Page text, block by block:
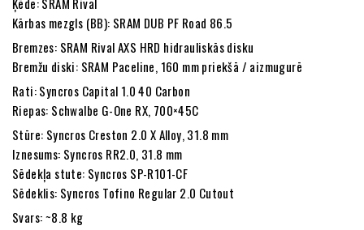
Kārbas mezgls (BB): SRAM DUB PF Road 86.5
Bremzes: SRAM Rival AXS HRD hidrauliskās disku
Bremžu diski: SRAM Paceline, 160 mm priekšā / aizmugurē
Rati: Syncros Capital 1.0 40 Carbon
Riepas: Schwalbe G-One RX, 700×45C
Stūre: Syncros Creston 2.0 X Alloy, 31.8 mm
Iznesums: Syncros RR2.0, 31.8 mm
Sēdekļa stute: Syncros SP-R101-CF
Sēdeklis: Syncros Tofino Regular 2.0 Cutout
Svars: ~8.8 kg